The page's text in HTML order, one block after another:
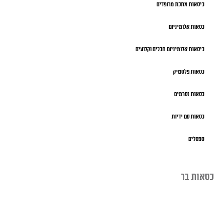
כיסאות מתכת מרופדים
כסאות אלומיניום
כיסאות אלומיניום חבלים וקלועים
כסאות פלסטיק
כסאות נערמים
כסאות עם ידיות
ספסלים
כסאות בר